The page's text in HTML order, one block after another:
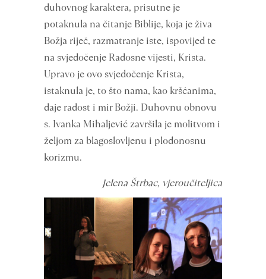
duhovnog karaktera, prisutne je
potaknula na čitanje Biblije, koja je živa
Božja riječ, razmatranje iste, ispovijed te
na svjedočenje Radosne vijesti, Krista.
Upravo je ovo svjedočenje Krista,
istaknula je, to što nama, kao kršćanima,
daje radost i mir Božji. Duhovnu obnovu
s. Ivanka Mihaljević završila je molitvom i
željom za blagoslovljenu i plodonosnu
korizmu.
Jelena Štrbac, vjeroučiteljica